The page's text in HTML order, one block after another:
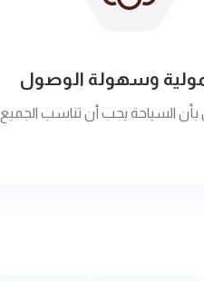
وسهولة الوصول
السياحة يجب أن تناسب الجميع